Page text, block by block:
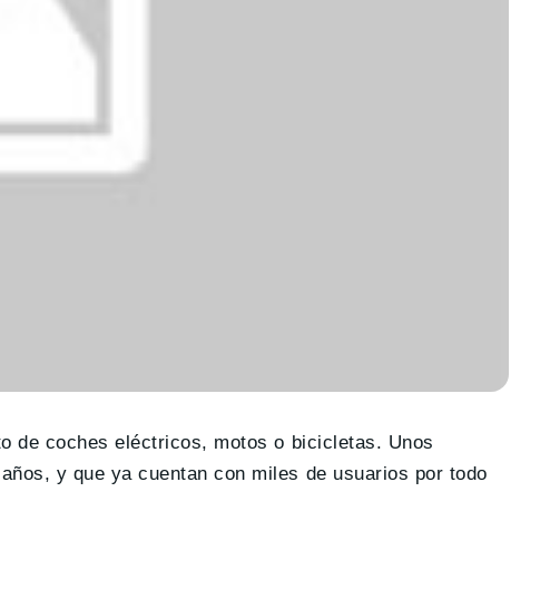
de coches eléctricos, motos o bicicletas. Unos
y que ya cuentan con miles de usuarios por todo